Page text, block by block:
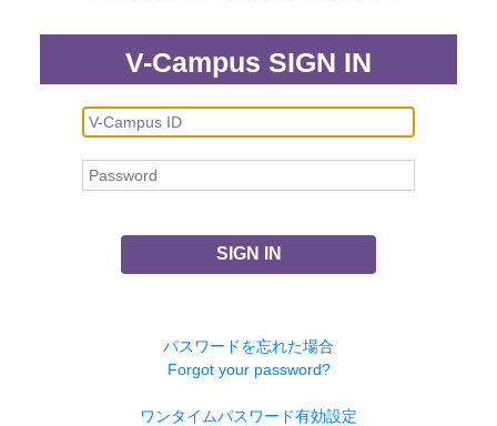
V-Campus SIGN IN
SIGN IN
パスワードを忘れた場合
Forgot your password?
ワンタイムパスワード有効設定